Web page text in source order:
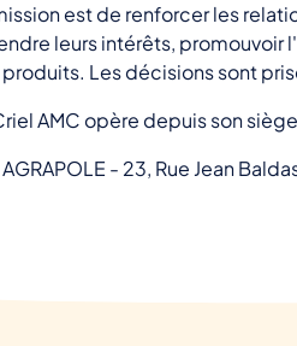
est de renforcer les
leurs intérêts, promouvoir
Les décisions sont
AMC opère depuis son
AGRAPOLE - 23, Rue Jean